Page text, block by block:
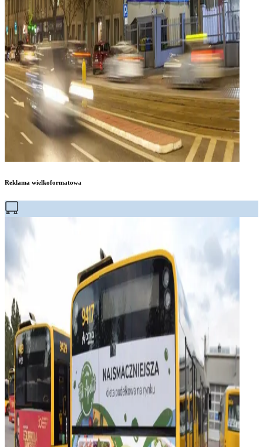
Reklama wielkoformatowa